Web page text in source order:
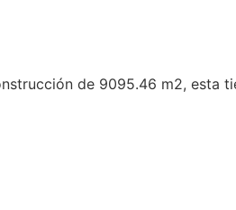
de 9095.46 m2, esta